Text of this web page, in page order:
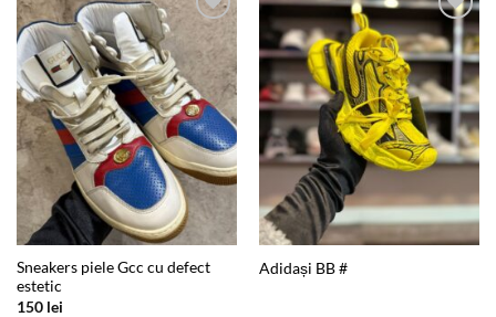
Add to
wishlist
Sneakers piele Gcc cu defect
estetic
150 lei
Add to
wishlist
Adidași BB #